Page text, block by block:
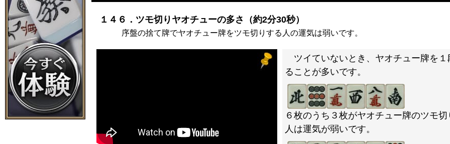
１４６．ツモ切りヤオチューの多さ（約2分30秒）
序盤の捨て牌でヤオチュー牌をツモ切りする人の運気は弱いです。
ツイていないとき、ヤオチュー牌を
ることが多いです。
６枚のうち３枚がヤオチュー牌のツモ
人は運気が弱いです。